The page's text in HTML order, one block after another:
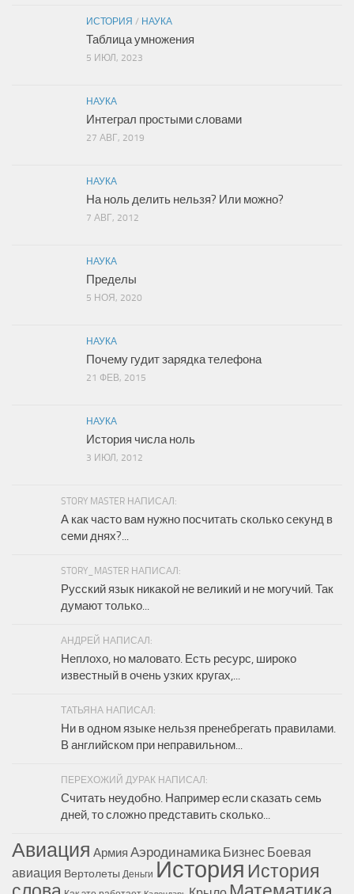
ИСТОРИЯ / НАУКА
Таблица умножения
5 ИЮЛ, 2023
НАУКА
Интеграл простыми словами
27 АВГ, 2019
НАУКА
На ноль делить нельзя? Или можно?
7 АВГ, 2012
НАУКА
Пределы
5 НОЯ, 2020
НАУКА
Почему гудит зарядка телефона
21 ФЕВ, 2015
НАУКА
История числа ноль
3 ИЮЛ, 2012
STORY MASTER НАПИСАЛ:
А как часто вам нужно посчитать сколько секунд в
семи днях?...
STORY_MASTER НАПИСАЛ:
Русский язык никакой не великий и не могучий. Так
думают только...
АНДРЕЙ НАПИСАЛ:
Неплохо, но маловато. Есть ресурс, широко
известный в очень узких кругах,...
ТАТЬЯНА НАПИСАЛ:
Ни в одном языке нельзя пренебрегать правилами.
В английском при неправильном...
ПЕРЕХОЖИЙ ДУРАК НАПИСАЛ:
Считать неудобно. Например если сказать семь
дней, то сложно представить сколько...
Авиация Армия Аэродинамика Бизнес Боевая
авиация Вертолеты Деньги История История